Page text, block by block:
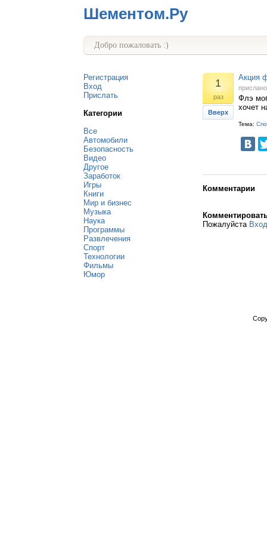
Шементом.Ру
Добро пожаловать :)
Регистрация
Вход
Прислать
Категории
Все
Автомобили
Безопасность
Видео
Другое
Заработок
Игры
Книги
Мир и бизнес
Музыка
Наука
Программы
Развлечения
Спорт
Технологии
Фильмы
Юмор
1
раз
Вверх
Акция
Флэ
хочет
Тема:
Комментарии
Пожалуйста Вход